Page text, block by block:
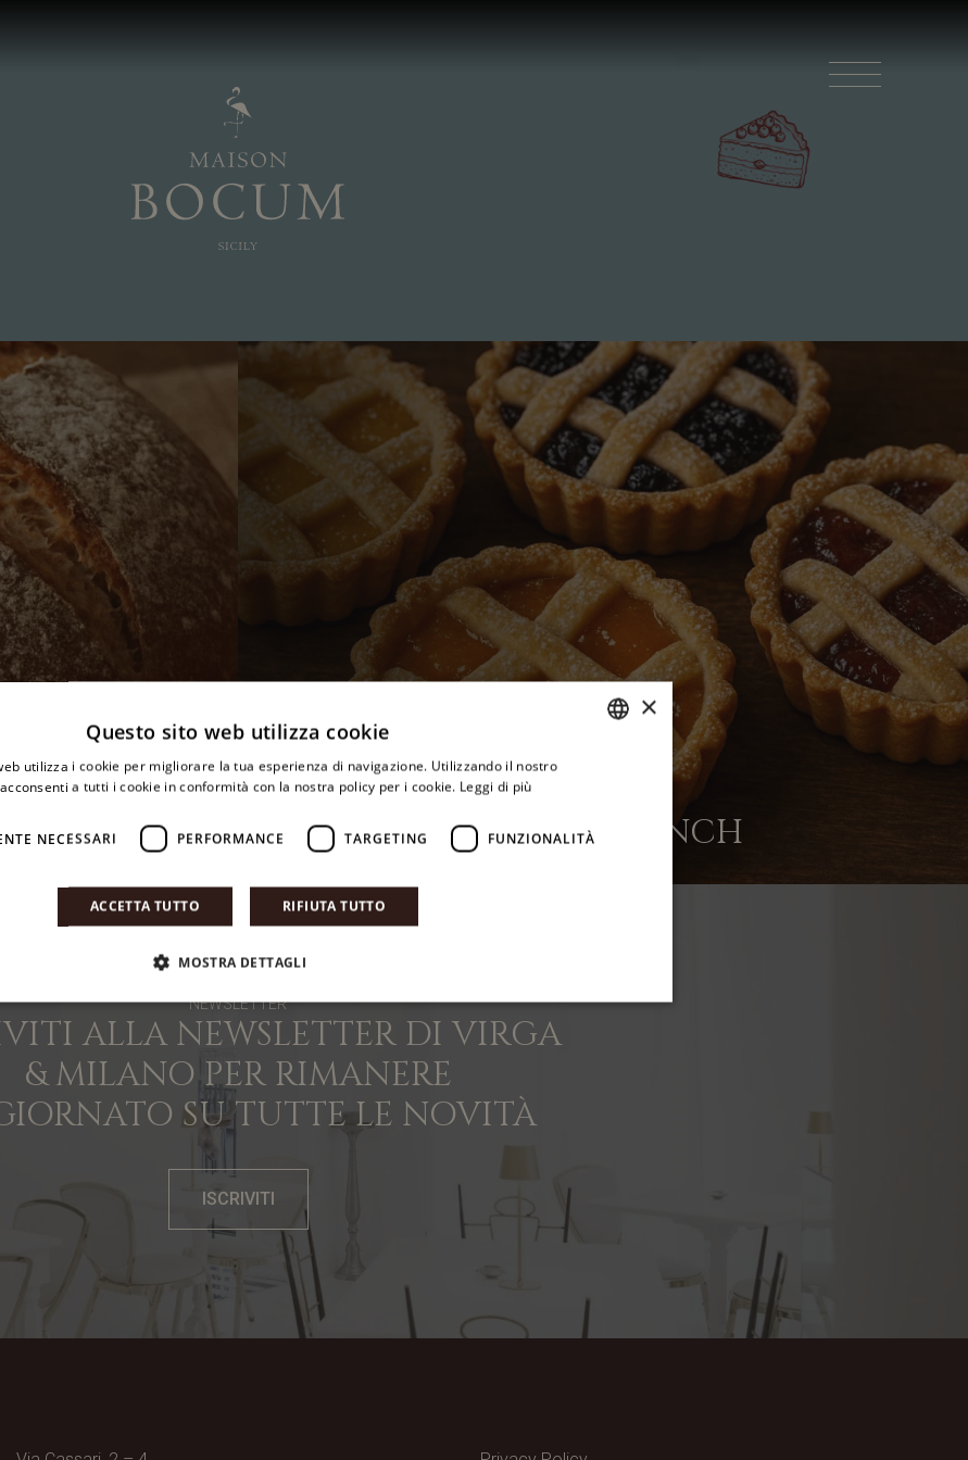
COLAZIONI E LIGHT LUNCH
NEWSLETTER
ALLA NEWSLETTER DI VIRGA
& MILANO PER RIMANERE
SU TUTTE LE NOVITÀ
ISCRIVITI
×
Questo sito web utilizza cookie
utilizza i cookie per migliorare la tua esperienza di navigazione. Utilizzando il nostro
a tutti i cookie in conformità con la nostra policy per i cookie. Leggi di più
NECESSARI PERFORMANCE TARGETING FUNZIONALITÀ
ACCETTA TUTTO RIFIUTA TUTTO
MOSTRA DETTAGLI